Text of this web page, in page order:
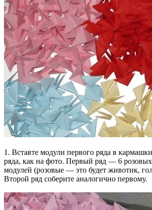
1. Вставте модули первого ряда в
ряда, как на фото. Первый ряд — 6
модулей (розовые — это будет животик,
Второй ряд соберите аналогично первому.